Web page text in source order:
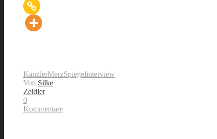
KanzlerMerzSpiegelinterview
Von Silke
Zeidler
0
Kommentare